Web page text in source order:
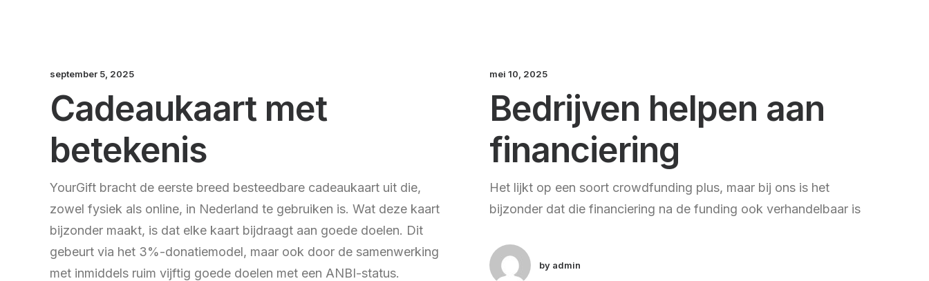
september 5, 2025
Cadeaukaart met
betekenis
YourGift bracht de eerste breed besteedbare cadeaukaart uit die,
zowel fysiek als online, in Nederland te gebruiken is. Wat deze kaart
bijzonder maakt, is dat elke kaart bijdraagt aan goede doelen. Dit
gebeurt via het 3%-donatiemodel, maar ook door de samenwerking
met inmiddels ruim vijftig goede doelen met een ANBI-status.
mei 10, 2025
Bedrijven helpen aan
financiering
Het lijkt op een soort crowdfunding plus, maar bij ons is het
bijzonder dat die financiering na de funding ook verhandelbaar is
by admin